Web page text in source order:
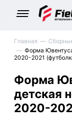
Главная
Форма
2020-2021
Форма
детская
2020-